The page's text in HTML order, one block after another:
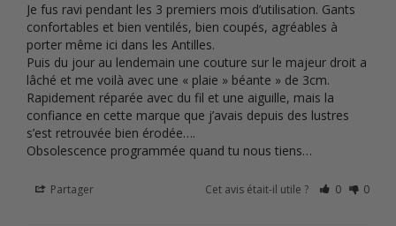
Je fus ravi pendant les 3 premiers mois d’utilisation. Gants
confortables et bien ventilés, bien coupés, agréables à
porter même ici dans les Antilles.
Puis du jour au lendemain une couture sur le majeur droit a
lâché et me voilà avec une « plaie » béante » de 3cm.
Rapidement réparée avec du fil et une aiguille, mais la
confiance en cette marque que j’avais depuis des lustres
s’est retrouvée bien érodée….
Obsolescence programmée quand tu nous tiens…
Partager Cet avis était-il utile ? 0 0